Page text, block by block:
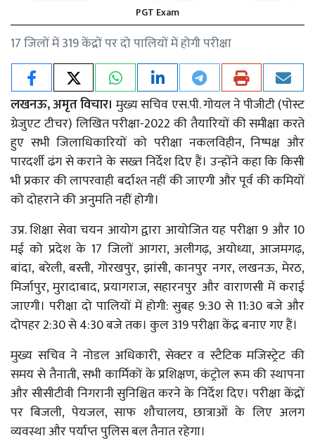
PGT Exam
17 जिलों में 319 केंद्रों पर दो पालियों में होगी परीक्षा
लखनऊ, अमृत विचार। मुख्य सचिव एस.पी. गोयल ने पीजीटी (पोस्ट
ग्रेजुएट टीचर) लिखित परीक्षा-2022 की तैयारियों की समीक्षा करते
हुए सभी जिलाधिकारियों को परीक्षा नकलविहीन, निष्पक्ष और
पारदर्शी ढंग से कराने के सख्त निर्देश दिए हैं। उन्होंने कहा कि किसी
भी प्रकार की लापरवाही बर्दाश्त नहीं की जाएगी और पूर्व की कमियों
को दोहराने की अनुमति नहीं होगी।
उप्र. शिक्षा सेवा चयन आयोग द्वारा आयोजित यह परीक्षा 9 और 10
मई को प्रदेश के 17 जिलों आगरा, अलीगढ़, अयोध्या, आजमगढ़,
बांदा, बरेली, बस्ती, गोरखपुर, झांसी, कानपुर नगर, लखनऊ, मेरठ,
मिर्जापुर, मुरादाबाद, प्रयागराज, सहारनपुर और वाराणसी में कराई
जाएगी। परीक्षा दो पालियों में होगी: सुबह 9:30 से 11:30 बजे और
दोपहर 2:30 से 4:30 बजे तक। कुल 319 परीक्षा केंद्र बनाए गए हैं।
मुख्य सचिव ने नोडल अधिकारी, सेक्टर व स्टैटिक मजिस्ट्रेट की
समय से तैनाती, सभी कार्मिकों के प्रशिक्षण, कंट्रोल रूम की स्थापना
और सीसीटीवी निगरानी सुनिश्चित करने के निर्देश दिए। परीक्षा केंद्रों
पर बिजली, पेयजल, साफ शौचालय, छात्राओं के लिए अलग
व्यवस्था और पर्याप्त पुलिस बल तैनात रहेगा।